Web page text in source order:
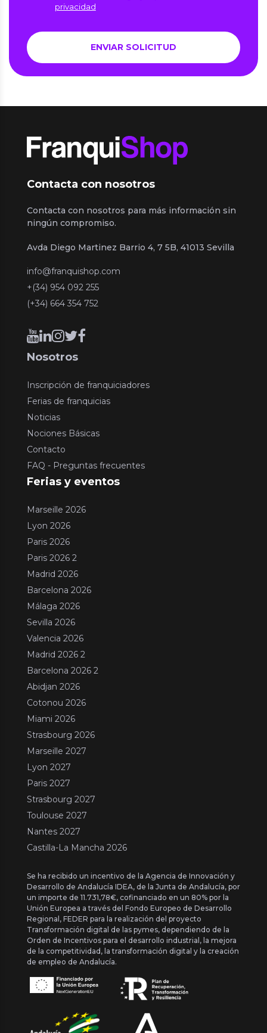
privacidad
Contacta con nosotros
Contacta con nosotros para más información sin
ningún compromiso.
Avda Diego Martinez Barrio 4, 7 5B, 41013 Sevilla
info@franquishop.com
+(34) 954 092 255
(+34) 664 354 752
Nosotros
Inscripción de franquiciadores
Ferias de franquicias
Noticias
Nociones Básicas
Contacto
FAQ - Preguntas frecuentes
Ferias y eventos
Marseille 2026
Lyon 2026
Paris 2026
Paris 2026 2
Madrid 2026
Barcelona 2026
Málaga 2026
Sevilla 2026
Valencia 2026
Madrid 2026 2
Barcelona 2026 2
Abidjan 2026
Cotonou 2026
Miami 2026
Strasbourg 2026
Marseille 2027
Lyon 2027
Paris 2027
Strasbourg 2027
Toulouse 2027
Nantes 2027
Castilla-La Mancha 2026
Se ha recibido un incentivo de la Agencia de Innovación y
Desarrollo de Andalucía IDEA, de la Junta de Andalucía, por
un importe de 11.731,78€, cofinanciado en un 80% por la
Unión Europea a través del Fondo Europeo de Desarrollo
Regional, FEDER para la realización del proyecto
Transformación digital de las pymes, dependiendo de la
Orden de Incentivos para el desarrollo industrial, la mejora
de la competitividad, la transformación digital y la creación
de empleo de Andalucía.